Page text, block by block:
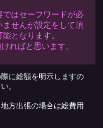
はセーフワードが必
せんが設定をして頂
となります。
ればと思います。
に総額を明示しますの
。
方出張の場合は総費用